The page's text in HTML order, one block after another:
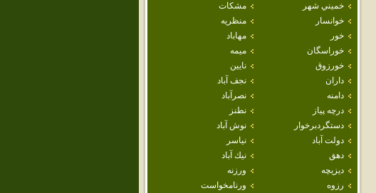
خميني شهر
مشكات
خوانسار
منظريه
خور
مهاباد
خوراسگان
ميمه
خورزوق
نايين
داران
نجف آباد
دامنه
نصرآباد
درچه پياز
نطنز
دستگردبرخوار
نوش آباد
دولت آباد
نياسر
دهق
نيك آباد
ديزيچه
ورزنه
رزوه
ورنامخواست